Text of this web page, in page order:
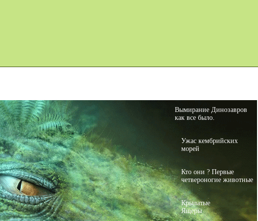
Вымирание Динозавров
как все было.
Ужас кембрийских
морей
Кто они ? Первые
четвероногие животные
Крылатые
Ящеры